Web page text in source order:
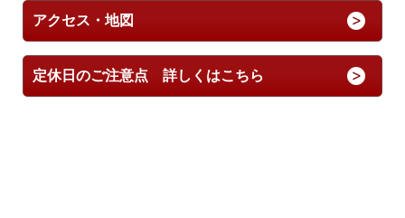
アクセス・地図
定休日のご注意点 詳しくはこちら